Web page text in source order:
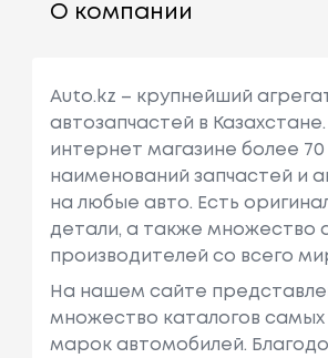
О компании
Auto.kz – крупнейший
автозапчастей в
интернет магазине более 70
наименований запчастей и
на любые авто. Есть
детали, а также множество
производителей со всего
На нашем сайте
множество каталогов самых
марок автомобилей.